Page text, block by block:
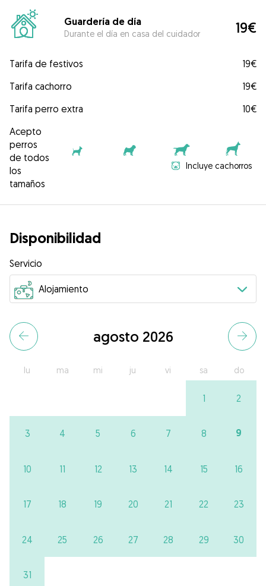
Guardería de día
Durante el día en casa del cuidador 19€
Tarifa de festivos
19€
Tarifa cachorro
19€
Tarifa perro extra
10€
Acepto
perros
de todos
los
tamaños
Incluye cachorros
Disponibilidad
Servicio
agosto 2026
lu ma mi ju vi sa do
1 2
3 4 5 6 7 8 9
10 11 12 13 14 15 16
17 18 19 20 21 22 23
24 25 26 27 28 29 30
31